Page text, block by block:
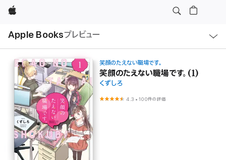
Apple
Apple Booksプレビュー
ル
笑顔のたえない職場です。
笑顔のたえない職場です。(1)
くずしろ
4.3 •100件の評価